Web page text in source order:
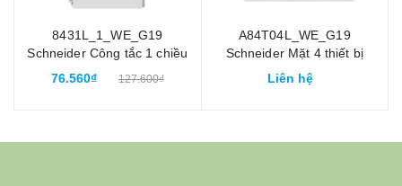
8431L_1_WE_G19
Schneider Công tắc 1 chiều
ZENCELO A size L màu
76.560₫ 127.600₫
A84T04L_WE_G19
Schneider Mặt 4 thiết bị
ZENCELO A màu trắng
Liên hệ